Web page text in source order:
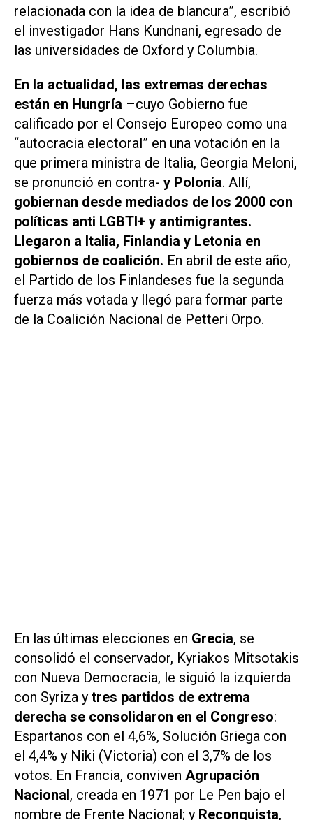
relacionada con la idea de blancura”, escribió
el investigador Hans Kundnani, egresado de
las universidades de Oxford y Columbia.
En la actualidad, las extremas derechas
están en Hungría –cuyo Gobierno fue
calificado por el Consejo Europeo como una
“autocracia electoral” en una votación en la
que primera ministra de Italia, Georgia Meloni,
se pronunció en contra- y Polonia. Allí,
gobiernan desde mediados de los 2000 con
políticas anti LGBTI+ y antimigrantes.
Llegaron a Italia, Finlandia y Letonia en
gobiernos de coalición. En abril de este año,
el Partido de los Finlandeses fue la segunda
fuerza más votada y llegó para formar parte
de la Coalición Nacional de Petteri Orpo.
En las últimas elecciones en Grecia, se
consolidó el conservador, Kyriakos Mitsotakis
con Nueva Democracia, le siguió la izquierda
con Syriza y tres partidos de extrema
derecha se consolidaron en el Congreso:
Espartanos con el 4,6%, Solución Griega con
el 4,4% y Niki (Victoria) con el 3,7% de los
votos. En Francia, conviven Agrupación
Nacional, creada en 1971 por Le Pen bajo el
nombre de Frente Nacional; y Reconquista,